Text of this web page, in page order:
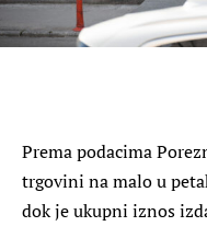
Prema podacima
trgovini na malo u
dok je ukupni iznos